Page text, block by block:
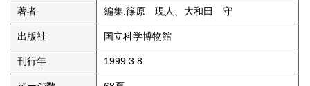
著者 編集:篠原 現人、大和田 守
出版社 国立科学博物館
刊行年 1999.3.8